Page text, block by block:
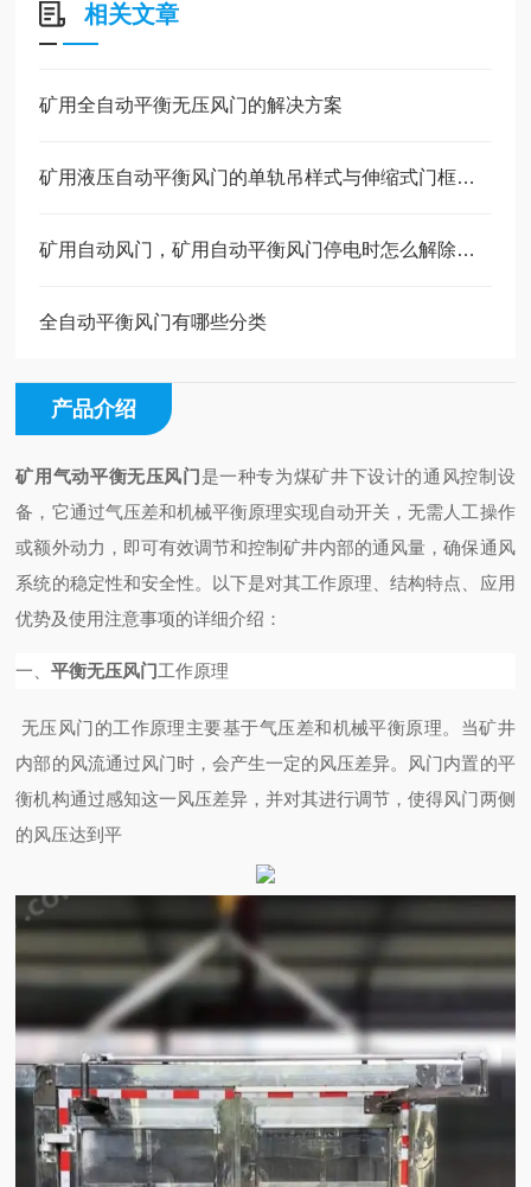
相关文章
矿用全自动平衡无压风门的解决方案
矿用液压自动平衡风门的单轨吊样式与伸缩式门框抗地压样式之比较分析
矿用自动风门，矿用自动平衡风门停电时怎么解除自动功能
全自动平衡风门有哪些分类
产品介绍
矿用气动平衡无压风门是一种专为煤矿井下设计的通风控制设
备，它通过气压差和机械平衡原理实现自动开关，无需人工操作
或额外动力，即可有效调节和控制矿井内部的通风量，确保通风
系统的稳定性和安全性。以下是对其工作原理、结构特点、应用
优势及使用注意事项的详细介绍：
一、平衡无压风门工作原理
无压风门的工作原理主要基于气压差和机械平衡原理。当矿井
内部的风流通过风门时，会产生一定的风压差异。风门内置的平
衡机构通过感知这一风压差异，并对其进行调节，使得风门两侧
的风压达到平